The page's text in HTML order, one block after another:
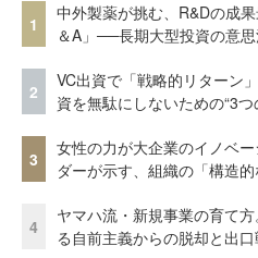
1
中外製薬が挑む、R&Dの成
＆A」──長期大型投資の意
2
VC出資で「戦略的リターン
資を無駄にしないための“3つ
3
女性の力が大企業のイノベ
ダーが示す、組織の「構造
4
ヤマハ流・新規事業の育て
る自前主義からの脱却と出